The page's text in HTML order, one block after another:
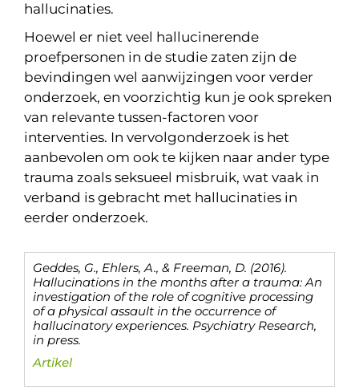
hallucinaties.
Hoewel er niet veel hallucinerende
proefpersonen in de studie zaten zijn de
bevindingen wel aanwijzingen voor verder
onderzoek, en voorzichtig kun je ook spreken
van relevante tussen-factoren voor
interventies. In vervolgonderzoek is het
aanbevolen om ook te kijken naar ander type
trauma zoals seksueel misbruik, wat vaak in
verband is gebracht met hallucinaties in
eerder onderzoek.
Geddes, G., Ehlers, A., & Freeman, D. (2016).
Hallucinations in the months after a trauma: An
investigation of the role of cognitive processing
of a physical assault in the occurrence of
hallucinatory experiences. Psychiatry Research,
in press.
Artikel